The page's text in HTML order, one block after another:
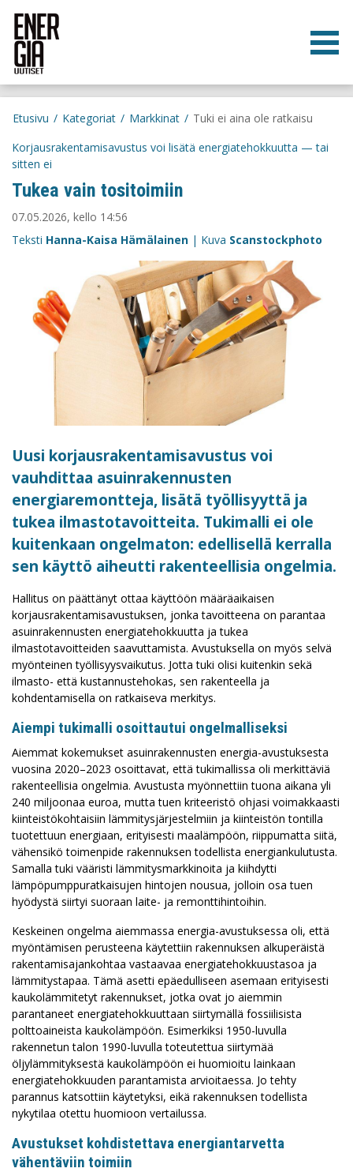
Etusivu / Kategoriat / Markkinat / Tuki ei aina ole ratkaisu
Korjausrakentamisavustus voi lisätä energiatehokkuutta — tai
sitten ei
Tukea vain tositoimiin
07.05.2026, kello 14:56
Teksti Hanna-Kaisa Hämälainen | Kuva Scanstockphoto
Uusi korjausrakentamisavustus voi
vauhdittaa asuinrakennusten
energiaremontteja, lisätä työllisyyttä ja
tukea ilmastotavoitteita. Tukimalli ei ole
kuitenkaan ongelmaton: edellisellä kerralla
sen käyttö aiheutti rakenteellisia ongelmia.
Hallitus on päättänyt ottaa käyttöön määräaikaisen
korjausrakentamisavustuksen, jonka tavoitteena on parantaa
asuinrakennusten energiatehokkuutta ja tukea
ilmastotavoitteiden saavuttamista. Avustuksella on myös selvä
myönteinen työllisyysvaikutus. Jotta tuki olisi kuitenkin sekä
ilmasto- että kustannustehokas, sen rakenteella ja
kohdentamisella on ratkaiseva merkitys.
Aiempi tukimalli osoittautui ongelmalliseksi
Aiemmat kokemukset asuinrakennusten energia-avustuksesta
vuosina 2020–2023 osoittavat, että tukimallissa oli merkittäviä
rakenteellisia ongelmia. Avustusta myönnettiin tuona aikana yli
240 miljoonaa euroa, mutta tuen kriteeristö ohjasi voimakkaasti
kiinteistökohtaisiin lämmitysjärjestelmiin ja kiinteistön tontilla
tuotettuun energiaan, erityisesti maalämpöön, riippumatta siitä,
vähensikö toimenpide rakennuksen todellista energiankulutusta.
Samalla tuki vääristi lämmitysmarkkinoita ja kiihdytti
lämpöpumppuratkaisujen hintojen nousua, jolloin osa tuen
hyödystä siirtyi suoraan laite- ja remonttihintoihin.
Keskeinen ongelma aiemmassa energia-avustuksessa oli, että
myöntämisen perusteena käytettiin rakennuksen alkuperäistä
rakentamisajankohtaa vastaavaa energiatehokkuustasoa ja
lämmitystapaa. Tämä asetti epäedulliseen asemaan erityisesti
kaukolämmitetyt rakennukset, jotka ovat jo aiemmin
parantaneet energiatehokkuuttaan siirtymällä fossiilisista
polttoaineista kaukolämpöön. Esimerkiksi 1950-luvulla
rakennetun talon 1990-luvulla toteutettua siirtymää
öljylämmityksestä kaukolämpöön ei huomioitu lainkaan
energiatehokkuuden parantamista arvioitaessa. Jo tehty
parannus katsottiin käytetyksi, eikä rakennuksen todellista
nykytilaa otettu huomioon vertailussa.
Avustukset kohdistettava energiantarvetta
vähentäviin toimiin